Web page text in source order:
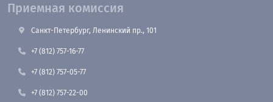
Приемная комиссия
Санкт-Петербург, Ленинский пр., 101
+7 (812) 757-16-77
+7 (812) 757-05-77
+7 (812) 757-22-00